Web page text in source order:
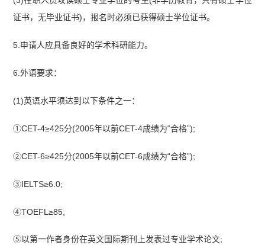
证书，无毕业证书)，报名时必须已获得硕士学位证书。
5.申请人应具备良好的学术科研能力。
6.外语要求：
(1)英语水平须达到以下条件之一：
①CET-4≥425分(2005年以前CET-4成绩为“合格”);
②CET-6≥425分(2005年以前CET-6成绩为“合格”);
③IELTS≥6.0;
④TOEFL≥85;
⑤以第一作者身份在英文国际期刊上发表过专业学术论文;